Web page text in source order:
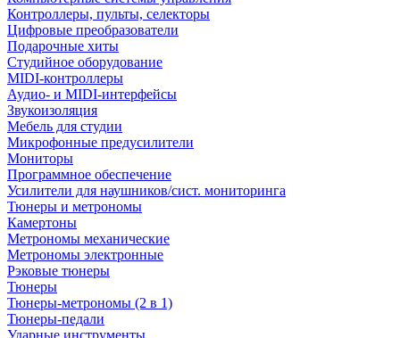
Контроллеры, пульты, селекторы
Цифровые преобразователи
Подарочные хиты
Студийное оборудование
MIDI-контроллеры
Аудио- и MIDI-интерфейсы
Звукоизоляция
Мебель для студии
Микрофонные предусилители
Мониторы
Программное обеспечение
Усилители для наушников/сист. мониторинга
Тюнеры и метрономы
Камертоны
Метрономы механические
Метрономы электронные
Рэковые тюнеры
Тюнеры
Тюнеры-метрономы (2 в 1)
Тюнеры-педали
Ударные инструменты